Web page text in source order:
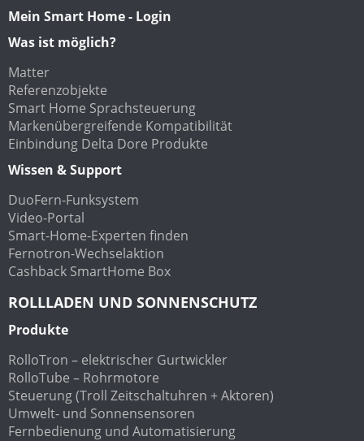
Mein Smart Home - Login
Was ist möglich?
Matter
Referenzobjekte
Smart Home Sprachsteuerung
Markenübergreifende Kompatibilität
Einbindung Delta Dore Produkte
Wissen & Support
DuoFern-Funksystem
Video-Portal
Smart-Home-Experten finden
Fernotron-Wechselaktion
Cashback SmartHome Box
ROLLLADEN UND SONNENSCHUTZ
Produkte
RolloTron – elektrischer Gurtwickler
RolloTube – Rohrmotore
Steuerung (Troll Zeitschaltuhren + Aktoren)
Umwelt- und Sonnensensoren
Fernbedienung und Automatisierung